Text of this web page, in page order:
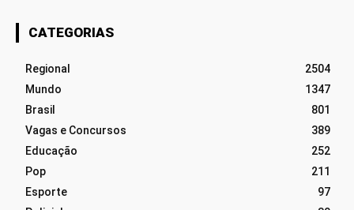
CATEGORIAS
Regional
2504
Mundo
1347
Brasil
801
Vagas e Concursos
389
Educação
252
Pop
211
Esporte
97